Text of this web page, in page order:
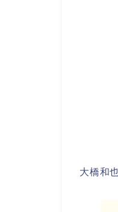
大橋和